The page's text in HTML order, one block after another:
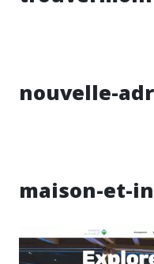
nouvelle-
maison-et-